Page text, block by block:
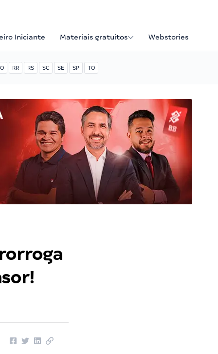
Iniciante Materiais gratuitos Webstories
RR RS SC SE SP TO